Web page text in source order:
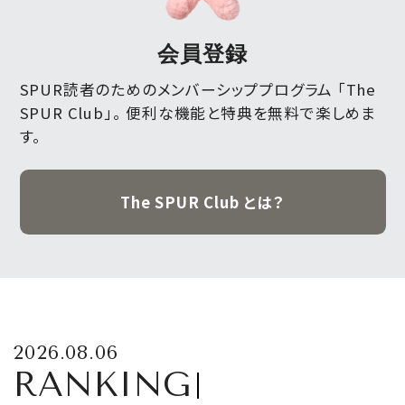
会員登録
SPUR読者のためのメンバーシッププログラム 「The
SPUR Club」。 便利な機能と特典を無料で楽しめま
す。
The SPUR Club とは？
2026.08.06
RANKING